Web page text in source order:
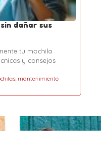
dañar sus
tu mochila
y consejos
, mantenimiento